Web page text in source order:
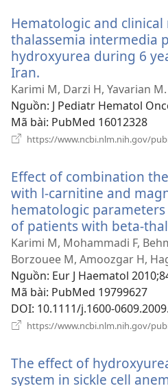
Hematologic and clinical
thalassemia intermedia
hydroxyurea during 6
Iran.
cửa
sổ
mới)
Karimi M, Darzi H, Yavarian M.
Nguồn‎: J Pediatr Hematol
Mã bài‎: PubMed 16012328
https://www.ncbi.nlm.nih.gov/
Effect of combination
with l-carnitine and
hematologic
of patients with beta-
Karimi M, Mohammadi F,
Borzouee M, Amoozgar H,
Nguồn‎: Eur J Haematol
Mã bài‎: PubMed 19799627
DOI‎: 10.1111/j.1600-
https://www.ncbi.nlm.nih.gov/
The effect of
system in sickle cell